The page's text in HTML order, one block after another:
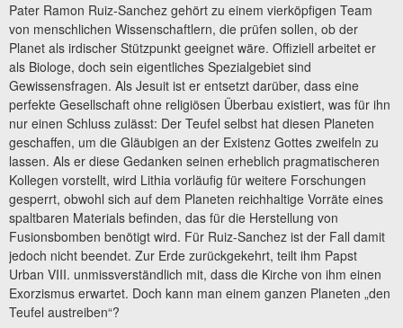
Pater Ramon Ruiz-Sanchez gehört zu einem vierköpfigen Team
von menschlichen Wissenschaftlern, die prüfen sollen, ob der
Planet als irdischer Stützpunkt geeignet wäre. Offiziell arbeitet er
als Biologe, doch sein eigentliches Spezialgebiet sind
Gewissensfragen. Als Jesuit ist er entsetzt darüber, dass eine
perfekte Gesellschaft ohne religiösen Überbau existiert, was für ihn
nur einen Schluss zulässt: Der Teufel selbst hat diesen Planeten
geschaffen, um die Gläubigen an der Existenz Gottes zweifeln zu
lassen. Als er diese Gedanken seinen erheblich pragmatischeren
Kollegen vorstellt, wird Lithia vorläufig für weitere Forschungen
gesperrt, obwohl sich auf dem Planeten reichhaltige Vorräte eines
spaltbaren Materials befinden, das für die Herstellung von
Fusionsbomben benötigt wird. Für Ruiz-Sanchez ist der Fall damit
jedoch nicht beendet. Zur Erde zurückgekehrt, teilt ihm Papst
Urban VIII. unmissverständlich mit, dass die Kirche von ihm einen
Exorzismus erwartet. Doch kann man einem ganzen Planeten „den
Teufel austreiben“?